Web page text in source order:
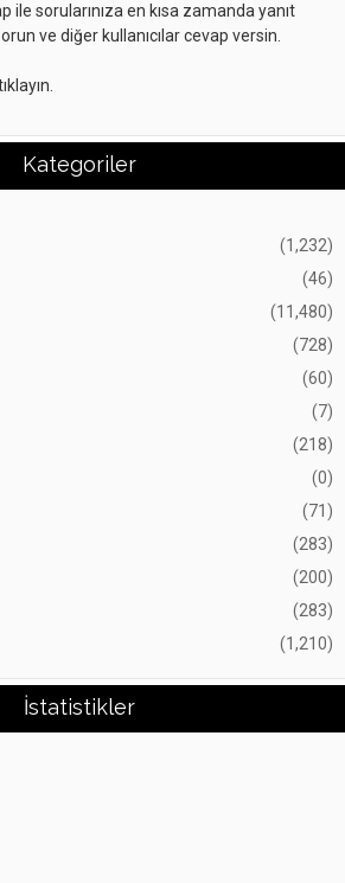
ile sorularınıza en kısa zamanda yanıt
ve diğer kullanıcılar cevap versin.
Kategoriler
(1,232)
(46)
(11,480)
(728)
(60)
(7)
(218)
(0)
(71)
(283)
(200)
(283)
(1,210)
İstatistikler